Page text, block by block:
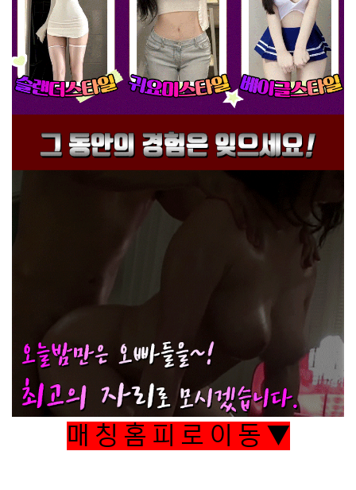
매 칭 홈 피 로 이 동 ▼